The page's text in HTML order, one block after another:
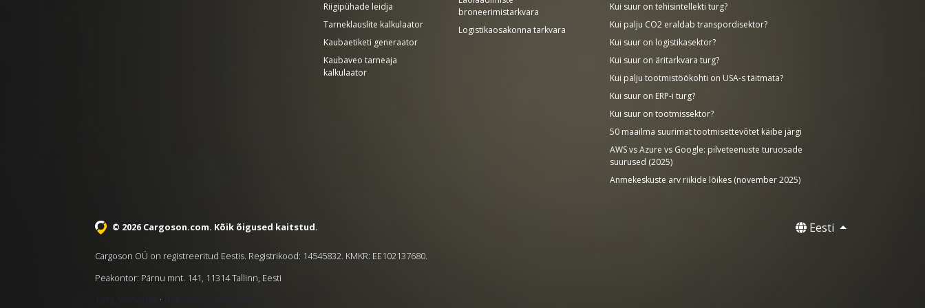
Riigipühade leidja
Tarneklauslite kalkulaator
Kaubaetiketi generaator
Kaubaveo tarneaja
kalkulaator
broneerimistarkvara
Logistikaosakonna tarkvara
Kui suur on tehisintellekti turg?
Kui palju CO2 eraldab transpordisektor?
Kui suur on logistikasektor?
Kui suur on äritarkvara turg?
Kui palju tootmistöökohti on USA-s täitmata?
Kui suur on ERP-i turg?
Kui suur on tootmissektor?
50 maailma suurimat tootmisettevõtet käibe järgi
AWS vs Azure vs Google: pilveteenuste turuosade
suurused (2025)
Anmekeskuste arv riikide lõikes (november 2025)
© 2026 Cargoson.com. Kõik õigused kaitstud. Eesti
Cargoson OÜ on registreeritud Eestis. Registrikood: 14545832. KMKR: EE102137680.
Peakontor: Pärnu mnt. 141, 11314 Tallinn, Eesti
+372 5555 0028
· hello@cargoson.com